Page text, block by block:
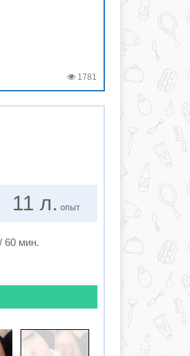
1781
11 л. опыт
60 мин.